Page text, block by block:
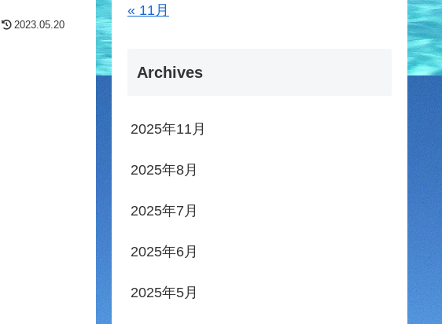
2023.05.20
« 11月
Archives
2025年11月
2025年8月
2025年7月
2025年6月
2025年5月